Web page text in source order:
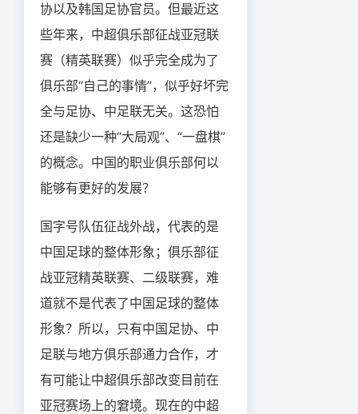
协以及韩国足协官员。但最近这
些年来，中超俱乐部征战亚冠联
赛（精英联赛）似乎完全成为了
俱乐部“自己的事情”，似乎好坏完
全与足协、中足联无关。这恐怕
还是缺少一种“大局观”、“一盘棋”
的概念。中国的职业俱乐部何以
能够有更好的发展？
国字号队伍征战外战，代表的是
中国足球的整体形象；俱乐部征
战亚冠精英联赛、二级联赛，难
道就不是代表了中国足球的整体
形象？所以，只有中国足协、中
足联与地方俱乐部通力合作，才
有可能让中超俱乐部改变目前在
亚冠赛场上的窘境。现在的中超